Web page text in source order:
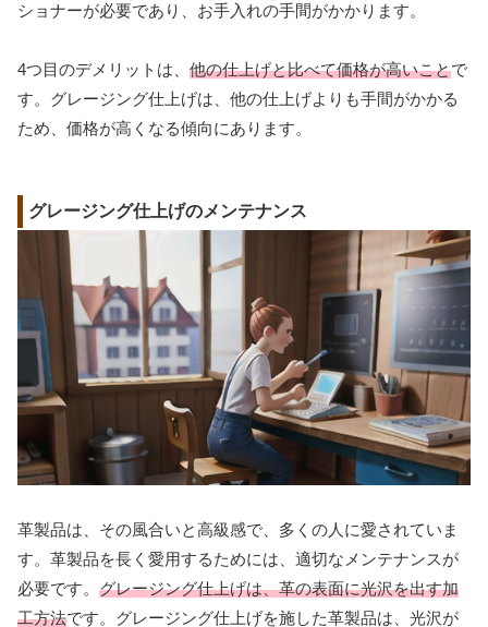
ショナーが必要であり、お手入れの手間がかかります。
4つ目のデメリットは、 他の仕上げと比べて価格が高いことで
す。グレージング仕上げは、他の仕上げよりも手間がかかる
ため、価格が高くなる傾向にあります。
グレージング仕上げのメンテナンス
革製品は、その風合いと高級感で、多くの人に愛されていま
す。革製品を長く愛用するためには、適切なメンテナンスが
必要です。 グレージング仕上げは、革の表面に光沢を出す加
工方法です。グレージング仕上げを施した革製品は、光沢が